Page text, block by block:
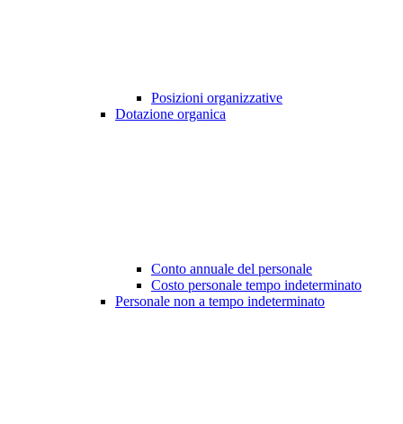
Posizioni organizzative
Dotazione organica
Conto annuale del personale
Costo personale tempo indeterminato
Personale non a tempo indeterminato